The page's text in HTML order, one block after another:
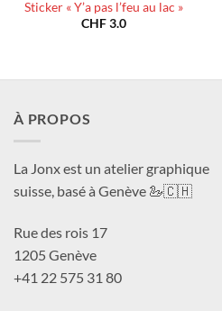
Sticker « Y’a pas l’feu au lac »
CHF3.0
À PROPOS
La Jonx est un atelier graphique
suisse, basé à Genève 🦢🇨🇭
Rue des rois 17
1205 Genève
+41 22 575 31 80